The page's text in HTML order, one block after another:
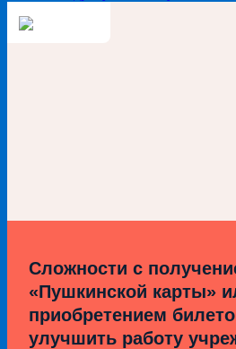
Сложности с
«Пушкинской карты»
приобретением
улучшить работу